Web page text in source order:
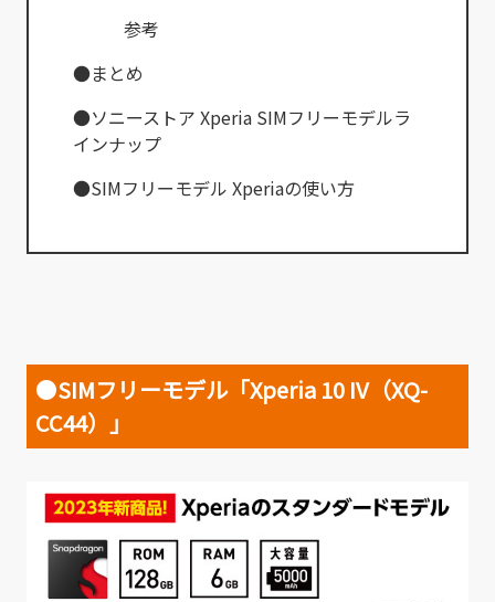
参考
●まとめ
●ソニーストア Xperia SIMフリーモデルラ
インナップ
●SIMフリーモデル Xperiaの使い方
●SIMフリーモデル「Xperia 10 IV（XQ-
CC44）」